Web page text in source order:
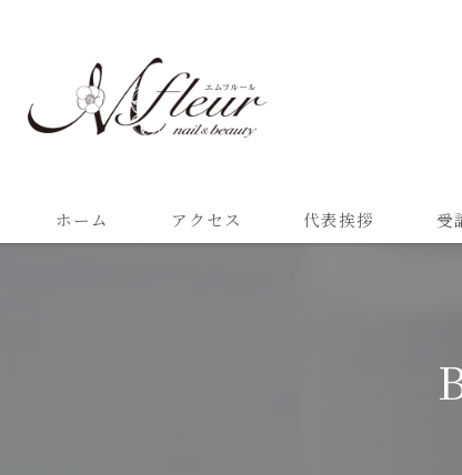
ホーム アクセス 代表挨拶 受